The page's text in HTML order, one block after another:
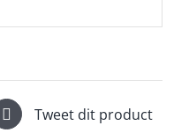
Tweet dit product